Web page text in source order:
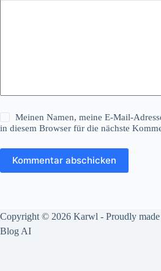
Meinen Namen, meine E-Mail-
in diesem Browser für die nächste
Kommentar abschicken
Copyright © 2026 Karwl - Proudly
Blog AI